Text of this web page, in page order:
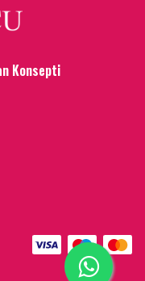
Konsepti